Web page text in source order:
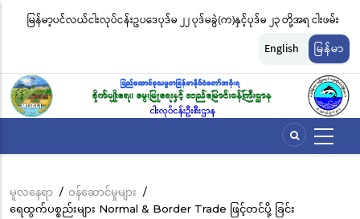
အဓိက
အကြောင်းအရာ
မည်
မြန်မာ့ပင်လယ်ငါးလုပ်ငန်းဥပဒေပုဒ်မ ၂၂ ပုဒ်မခွဲ(က)နှင့်ပုဒ်မ ၂၃ တို့အရ ငါးဖမ်း
ကိရိယာအမျိုးအစားအလိုက် လိုင်စင်ခနှုန်းထားများကို အောက်ပါအတိုင်း
မ
English မြန်မာ
Breadcrumb
မူလနေရာ / ဝန်ဆောင်မှုများ /
ရေထွက်ပစ္စည်းများ Normal & Border Trade ဖြင့်တင်ပို့ ခြင်း